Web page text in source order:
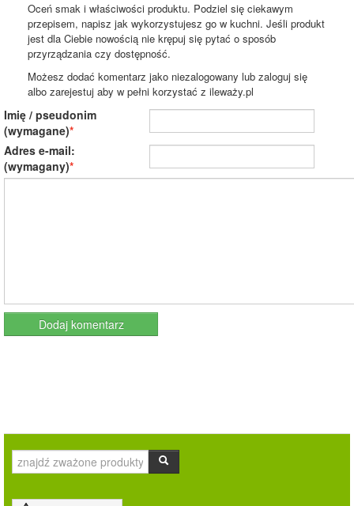
Oceń smak i właściwości produktu. Podziel się ciekawym
przepisem, napisz jak wykorzystujesz go w kuchni. Jeśli produkt
jest dla Ciebie nowością nie krępuj się pytać o sposób
przyrządzania czy dostępność.
Możesz dodać komentarz jako niezalogowany lub zaloguj się
albo zarejestuj aby w pełni korzystać z ileważy.pl
Imię / pseudonim
(wymagane)
Adres e-mail:
(wymagany)